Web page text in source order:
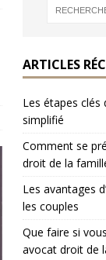
ARTICLES
Les étapes clés
simplifié
Comment se
droit de la
Les avantages
les couples
Que faire si
avocat droit de